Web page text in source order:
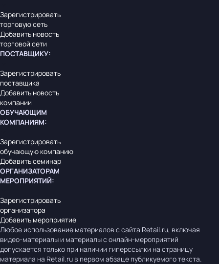
Зарегистрировать
торговую сеть
Добавить новость
торговой сети
ПОСТАВЩИКУ:
Зарегистрировать
поставщика
Добавить новость
компании
ОБУЧАЮЩИМ
КОМПАНИЯМ:
Зарегистрировать
обучающую компанию
Добавить семинар
ОРГАНИЗАТОРАМ
МЕРОПРИЯТИЙ:
Зарегистрировать
организатора
Добавить мероприятие
Любое использование материалов с сайта Retail.ru, включая
видео-материалы и материалы с онлайн-мероприятий
допускается только при наличии гиперссылки на страницу
материала на Retail.ru в первом абзаце публикуемого текста.